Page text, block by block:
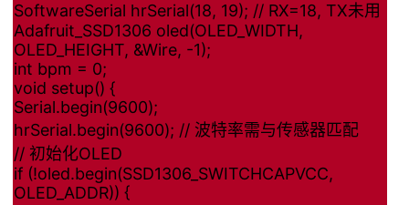
SoftwareSerial hrSerial(18, 19); // RX=18, TX未用
Adafruit_SSD1306 oled(OLED_WIDTH,
OLED_HEIGHT, &Wire, -1);
int bpm = 0;
void setup() {
Serial.begin(9600);
hrSerial.begin(9600); // 波特率需与传感器匹配
// 初始化OLED
if (!oled.begin(SSD1306_SWITCHCAPVCC,
OLED_ADDR)) {